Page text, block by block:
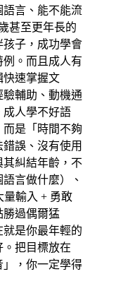
言、能不能流
甚至更年長的
孩子，成功學會
。而且成人有
快速掌握文
輔助、動機通
成人學不好語
是「時間不夠
誤、沒有使用
糾結年齡，不
言做什麼）、
量輸入 + 勇敢
勝過偶爾猛
是你最年輕的
。把目標放在
」，你一定學得